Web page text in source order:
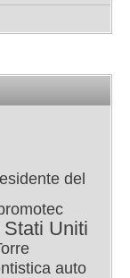
del
Uniti
auto